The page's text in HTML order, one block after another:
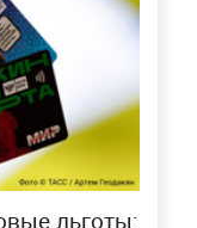
льготы: